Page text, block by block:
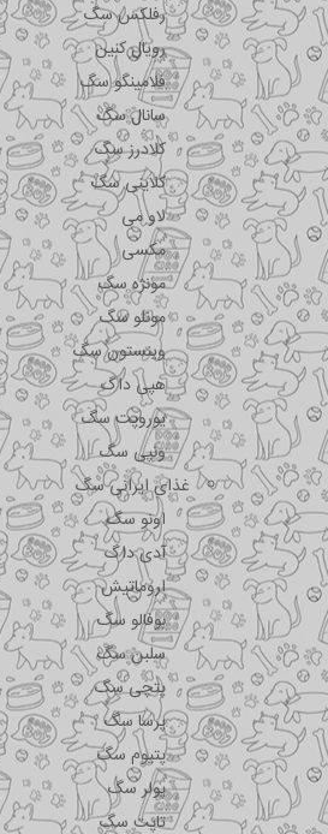
رفلکس سگ
رویال کنین
فلامینگو سگ
سانال سگ
کلادرز سگ
کلاینی سگ
لاو می
مکسی
مونژه سگ
مونلو سگ
وینستون سگ
هپی داگ
یوروپت سگ
ونپی سگ
غذای ایرانی سگ
اونو سگ
آدی داگ
اروماتیش
بوفالو سگ
سلبن سگ
پتچی سگ
پرسا سگ
پتیوم سگ
پولر سگ
تاپت سگ